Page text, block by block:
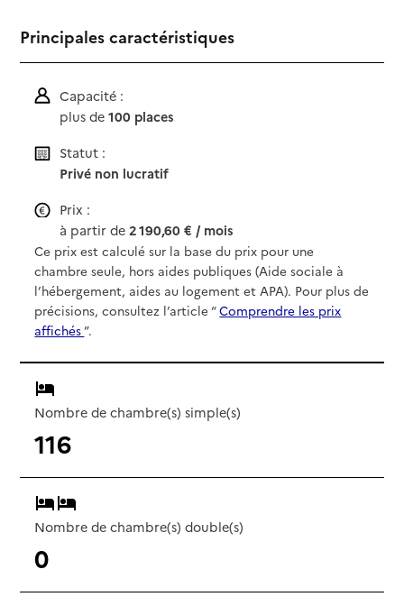
Principales caractéristiques
Capacité :
plus de100 places
Statut :
Privé non lucratif
Prix :
à partir de2 190,60 € / mois
Ce prix est calculé sur la base du prix pour une
chambre seule, hors aides publiques (Aide sociale à
l’hébergement, aides au logement et APA). Pour plus de
précisions, consultez l’article “Comprendre les prix
affichés”.
Nombre de chambre(s) simple(s)
116
Nombre de chambre(s) double(s)
0